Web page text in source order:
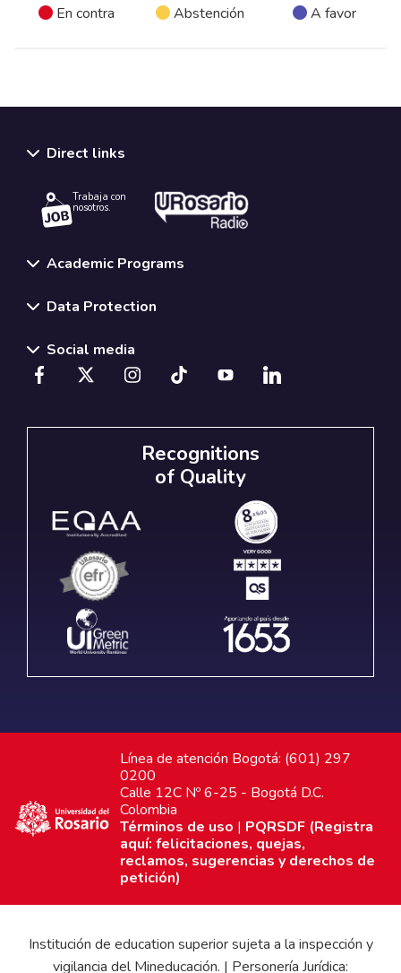
En contra Abstención A favor
Direct links
Trabaja con
nosotros.
Academic Programs
Data Protection
Social media
Recognitions
of Quality
Línea de atención Bogotá: (601) 297
0200
Calle 12C Nº 6-25 - Bogotá D.C.
Colombia
Términos de uso | PQRSDF (Registra
aquí: felicitaciones, quejas,
reclamos, sugerencias y derechos de
petición)
Institución de education superior sujeta a la inspección y
vigilancia del Mineducación. | Personería Jurídica: